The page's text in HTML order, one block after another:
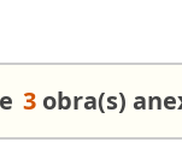
3 obra(s)